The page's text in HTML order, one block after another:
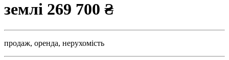
землі 269 700 ₴
продаж, оренда, нерухомість